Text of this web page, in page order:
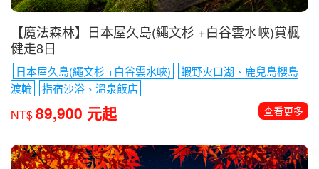
【魔法森林】日本屋久島(繩文杉 +白谷雲水峽)賞楓
健走8日
日本屋久島(繩文杉 +白谷雲水峽)
蝦野火口湖、鹿兒島櫻島
渡輪
指宿沙浴、溫泉飯店
NT$89,900 元起 查看更多